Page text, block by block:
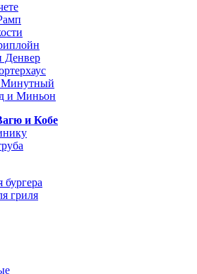
Денвер
и Миньон
и Кобе
бургера
гриля